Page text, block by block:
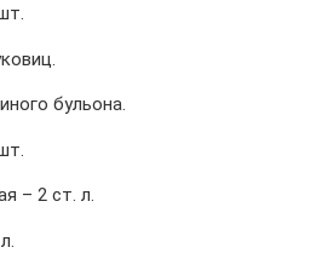
бульона.
– 2 ст. л.